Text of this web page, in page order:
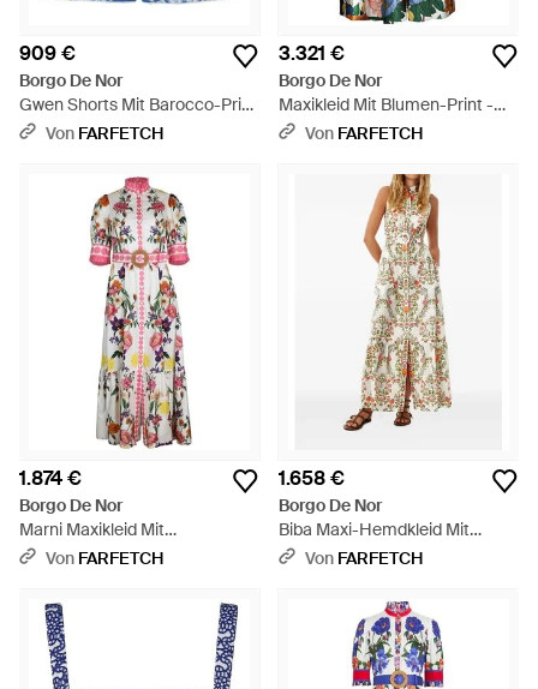
909 €
Borgo De Nor
Gwen Shorts Mit Barocco-Print
- Blau
Von FARFETCH
3.321 €
Borgo De Nor
Maxikleid Mit Blumen-Print -
WeißVon FARFETCH
1.874 €
Borgo De Nor
Marni Maxikleid Mit
Blumenprint - Weiß
Von FARFETCH
1.658 €
Borgo De Nor
Biba Maxi-Hemdkleid Mit
Blumenprint - Natur
Von FARFETCH